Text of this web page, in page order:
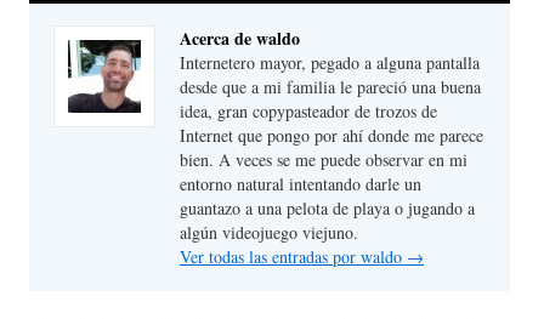
Acerca de waldo
Internetero mayor, pegado a alguna pantalla
desde que a mi familia le pareció una buena
idea, gran copypasteador de trozos de
Internet que pongo por ahí donde me parece
bien. A veces se me puede observar en mi
entorno natural intentando darle un
guantazo a una pelota de playa o jugando a
algún videojuego viejuno.
Ver todas las entradas por waldo →